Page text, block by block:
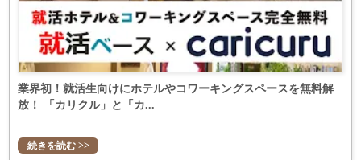
業界初！就活生向けにホテルやコワーキングスペースを無料解
放！ 「カリクル」と「カ...
続きを読む >>